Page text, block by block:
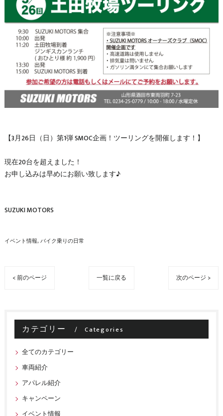
【3月26日（日）第1弾 SMOC企画！ツーリングを開催します！】
現在20台を超えました！
お申し込みは早めにお願い致します♪
SUZUKI MOTORS
イベント情報 バイク乗りの日常
< 前のページ 一覧に戻る 次のページ >
カテゴリー Categories
全てのカテゴリー
車両紹介
アパレル紹介
キャンペーン